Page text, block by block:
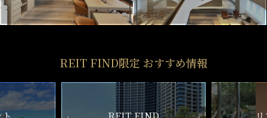
REIT FIND限定 おすすめ情報